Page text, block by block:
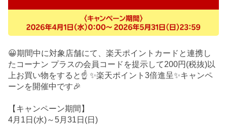
😀期間中に対象店舗にて、楽天ポイントカードと連携し
たコーナン プラスの会員コードを提示して200円(税抜)以
上お買い物をすると☝️ ✨楽天ポイント3倍進呈✨キャンペ
ーンを開催中です🎉
【キャンペーン期間】
4月1日(水)～5月31日(日)